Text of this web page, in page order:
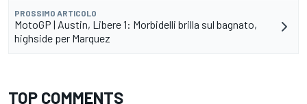
PROSSIMO ARTICOLO
MotoGP | Austin, Libere 1: Morbidelli brilla sul bagnato,
highside per Marquez
TOP COMMENTS